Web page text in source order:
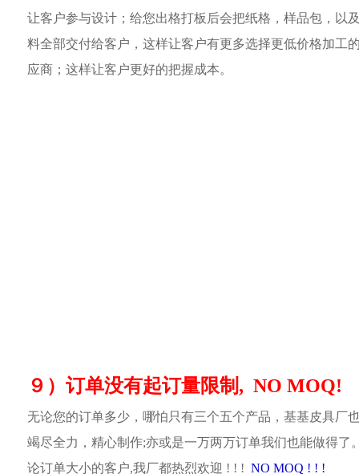
让客户参与设计；给您出格打板后会把纸格，样品包，以
料全部交付给客户，这样让客户有更多选择更低价格加工
应商；这样让客户更好的把握成本。
９）订单没有起订量限制, NO MOQ!
无论您的订单多少，哪怕只有三个五个产品，基基皮具厂
竭尽全力，精心制作;亦或是一万两万订单我们也能做得了
论订单大小的客户,我厂都热烈欢迎 ! ! ! NO MOQ ! ! !